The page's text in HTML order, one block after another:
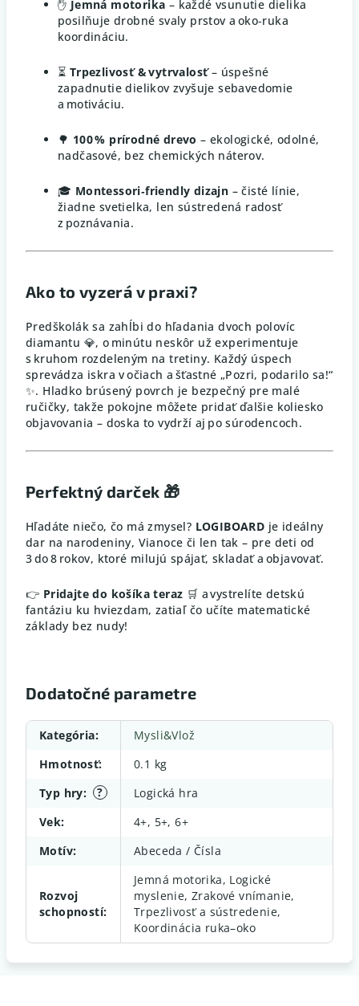
✋ Jemná motorika – každé vsunutie dielika
posilňuje drobné svaly prstov a oko‑ruka
koordináciu.
⏳ Trpezlivosť & vytrvalosť– úspešné
zapadnutie dielikov zvyšuje sebavedomie
a motiváciu.
🌳 100 % prírodné drevo – ekologické, odolné,
nadčasové, bez chemických náterov.
🎓 Montessori‑friendly dizajn – čisté línie,
žiadne svetielka, len sústredená radosť
z poznávania.
Ako to vyzerá v praxi?
Predškolák sa zahĺbi do hľadania dvoch polovíc
diamantu 💎, o minútu neskôr už experimentuje
s kruhom rozdeleným na tretiny. Každý úspech
sprevádza iskra v očiach a šťastné „Pozri, podarilo sa!“
✨. Hladko brúsený povrch je bezpečný pre malé
ručičky, takže pokojne môžete pridať ďalšie koliesko
objavovania – doska to vydrží aj po súrodencoch.
Perfektný darček 🎁
Hľadáte niečo, čo má zmysel? LOGIBOARD je ideálny
dar na narodeniny, Vianoce či len tak – pre deti od
3 do 8 rokov, ktoré milujú spájať, skladať a objavovať.
👉 Pridajte do košíka teraz 🛒 a vystrelíte detskú
fantáziu ku hviezdam, zatiaľ čo učíte matematické
základy bez nudy!
Dodatočné parametre
Kategória:
Mysli&Vlož
Hmotnosť:
0.1 kg
?
Typ hry:
Logická hra
Vek:
4+, 5+, 6+
Motív: Abeceda / Čísla
Rozvoj
schopností:
Jemná motorika, Logické
myslenie, Zrakové vnímanie,
Trpezlivosť a sústredenie,
Koordinácia ruka–oko